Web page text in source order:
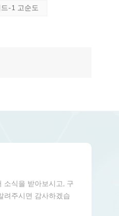
-1 고순도
소식을 받아보시고, 구
려주시면 감사하겠습